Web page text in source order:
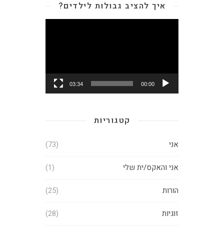
איך להציב גבולות לילדים?
נגן
00:00
03:34
קטגוריות
אני (73)
אני והאקס/ית שלי (1)
הורות (25)
זוגיות (28)